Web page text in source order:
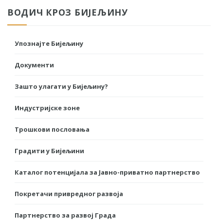
ВОДИЧ КРОЗ БИЈЕЉИНУ
Упознајте Бијељину
Документи
Зашто улагати у Бијељину?
Индустријске зоне
Трошкови пословања
Градити у Бијељини
Каталог потенцијала за Јавно-приватно партнерство
Покретачи привредног развоја
Партнерство за развој Града